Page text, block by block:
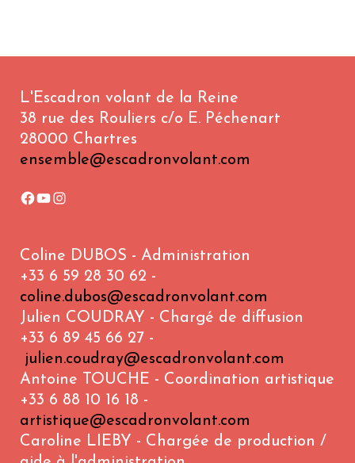
L'Escadron volant de la Reine
38 rue des Rouliers c/o E. Péchenart
28000 Chartres
ensemble@escadronvolant.com
Coline DUBOS - Administration
+33 6 59 28 30 62 -
coline.dubos@escadronvolant.com
Julien COUDRAY - Chargé de diffusion
+33 6 89 45 66 27 -
julien.coudray@escadronvolant.com
Antoine TOUCHE - Coordination artistique
+33 6 88 10 16 18 -
artistique@escadronvolant.com
Caroline LIEBY - Chargée de production /